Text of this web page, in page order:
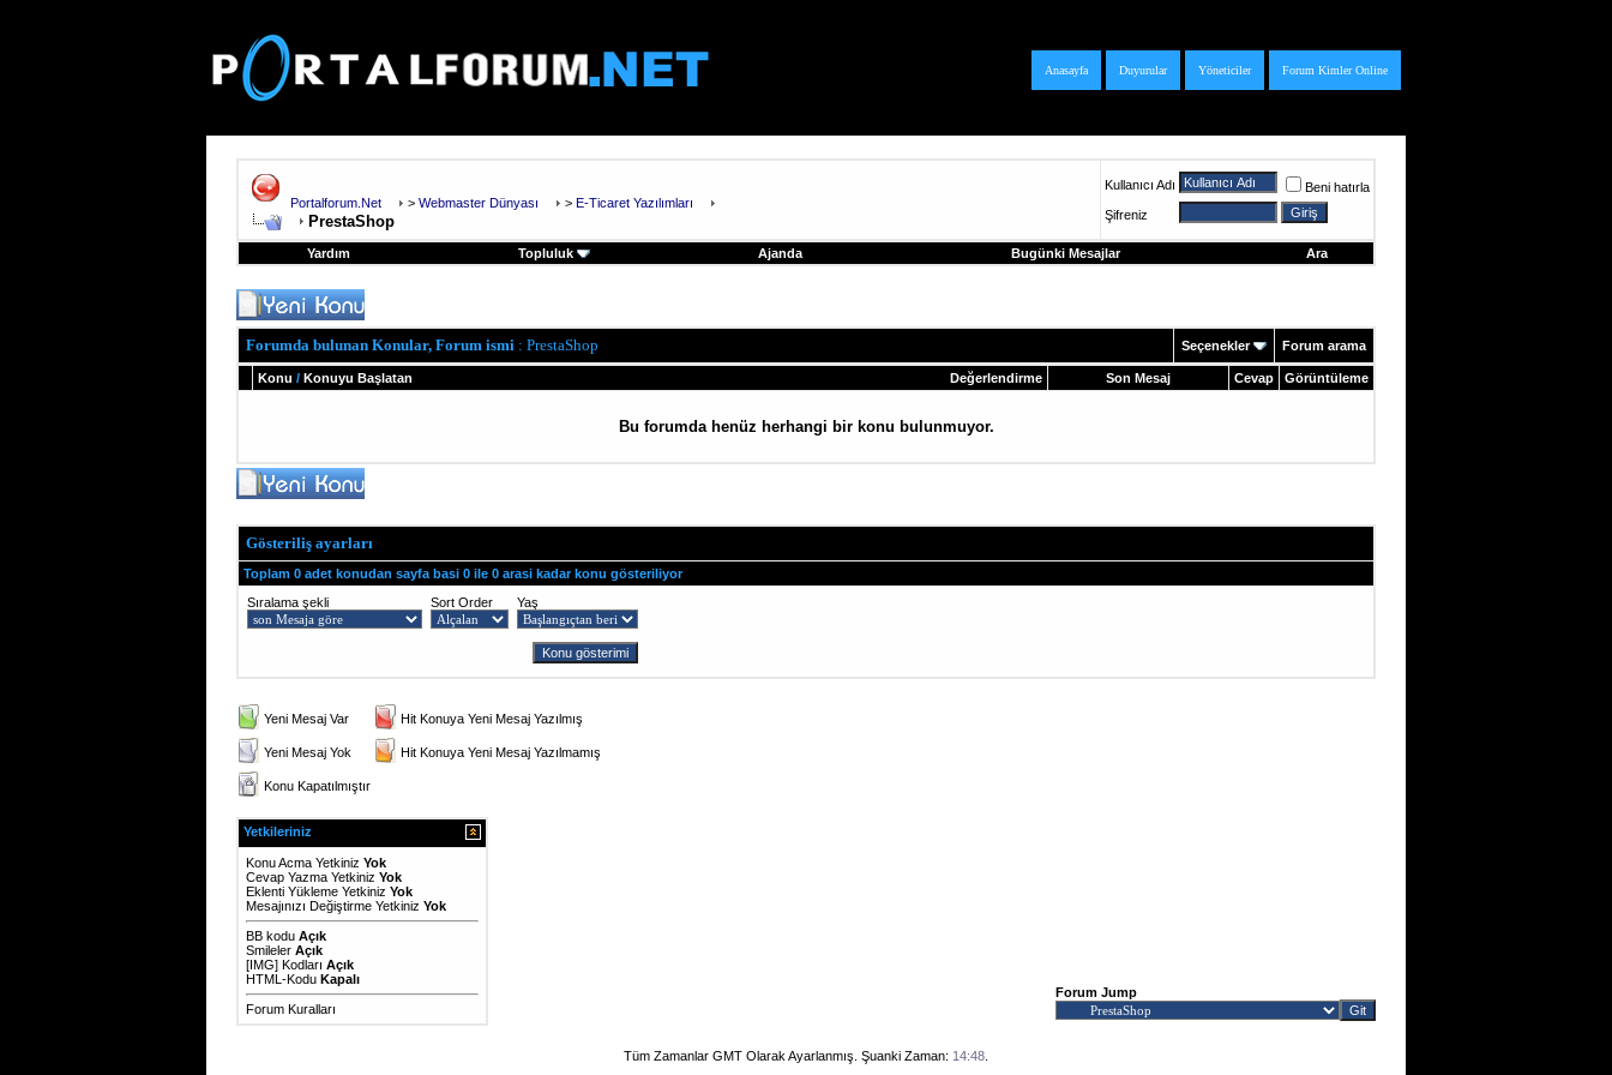
Forum Kimler Online
Yöneticiler
Duyurular
Anasayfa
Portalforum.Net > Webmaster Dünyası > E-Ticaret Yazılımları
PrestaShop
Kullanıcı Adı
Beni hatırla
Şifreniz
Yardım Topluluk Ajanda Bugünki Mesajlar Ara
Forumda bulunan Konular, Forum ismi : PrestaShop Seçenekler Forum arama
Değerlendirme
Konu / Konuyu Başlatan Son Mesaj Cevap Görüntüleme
Bu forumda henüz herhangi bir konu bulunmuyor.
Gösteriliş ayarları
Toplam 0 adet konudan sayfa basi 0 ile 0 arasi kadar konu gösteriliyor
Sıralama şekli
Sort Order Yaş
Yeni Mesaj Var Hit Konuya Yeni Mesaj Yazılmış
Yeni Mesaj Yok Hit Konuya Yeni Mesaj Yazılmamış
Konu Kapatılmıştır
Yetkileriniz
Konu Acma Yetkiniz Yok
Cevap Yazma Yetkiniz Yok
Eklenti Yükleme Yetkiniz Yok
Mesajınızı Değiştirme Yetkiniz Yok
BB kodu Açık
Smileler Açık
[IMG] Kodları Açık
HTML-Kodu Kapalı
Forum Kuralları
Forum Jump
Tüm Zamanlar GMT Olarak Ayarlanmış. Şuanki Zaman: 14:48